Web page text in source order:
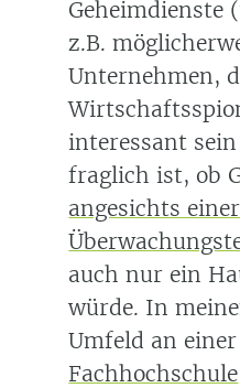
Geheimdienste
z.B.
Unternehmen,
interessant
fraglich ist, ob
angesichts
auch nur ein
würde. In
Umfeld an einer
Fachhochschule